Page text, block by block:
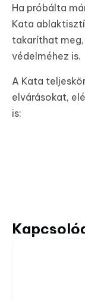
Ha próbálta
Kata
takaríthat
védelméhez is.
A Kata
elvárásokat,
is: